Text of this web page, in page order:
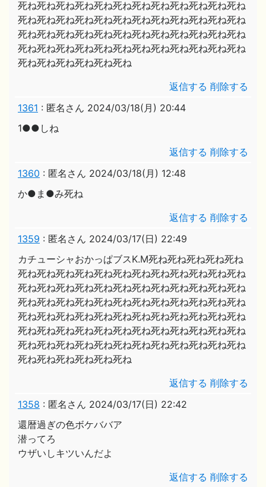
死ね死ね死ね死ね死ね死ね死ね死ね死ね死ね死ね死ね
死ね死ね死ね死ね死ね死ね死ね死ね死ね死ね死ね死ね
死ね死ね死ね死ね死ね死ね死ね死ね死ね死ね死ね死ね
死ね死ね死ね死ね死ね死ね死ね死ね死ね死ね死ね死ね
死ね死ね死ね死ね死ね死ね
返信する 削除する
1361 : 匿名さん 2024/03/18(月) 20:44
1●●しね
返信する 削除する
1360 : 匿名さん 2024/03/18(月) 12:48
か●ま●み死ね
返信する 削除する
1359 : 匿名さん 2024/03/17(日) 22:49
カチューシャおかっぱブスK.M死ね死ね死ね死ね死ね
死ね死ね死ね死ね死ね死ね死ね死ね死ね死ね死ね死ね
死ね死ね死ね死ね死ね死ね死ね死ね死ね死ね死ね死ね
死ね死ね死ね死ね死ね死ね死ね死ね死ね死ね死ね死ね
死ね死ね死ね死ね死ね死ね死ね死ね死ね死ね死ね死ね
死ね死ね死ね死ね死ね死ね死ね死ね死ね死ね死ね死ね
死ね死ね死ね死ね死ね死ね死ね死ね死ね死ね死ね死ね
死ね死ね死ね死ね死ね死ね
返信する 削除する
1358 : 匿名さん 2024/03/17(日) 22:42
還暦過ぎの色ボケババア
潜ってろ
ウザいしキツいんだよ
返信する 削除する